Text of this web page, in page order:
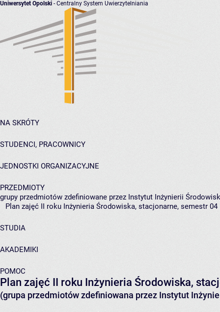
Uniwersytet Opolski - Centralny System Uwierzytelniania
NA SKRÓTY
STUDENCI, PRACOWNICY
JEDNOSTKI ORGANIZACYJNE
PRZEDMIOTY
grupy przedmiotów zdefiniowane przez Instytut Inżynierii
Plan zajęć II roku Inżynieria Środowiska, stacjonarne, semestr 04
STUDIA
AKADEMIKI
POMOC
Plan zajęć II roku Inżynieria Środowiska,
(grupa przedmiotów zdefiniowana przez Instytut